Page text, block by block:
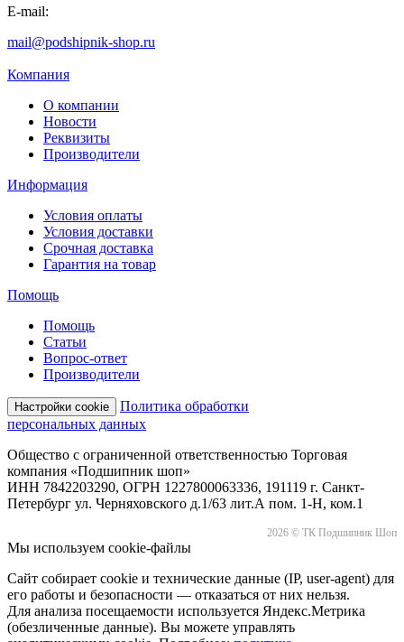
E-mail:
mail@podshipnik-shop.ru
Компания
О компании
Новости
Реквизиты
Производители
Информация
Условия оплаты
Условия доставки
Срочная доставка
Гарантия на товар
Помощь
Помощь
Статьи
Вопрос-ответ
Производители
Настройки cookie
Политика обработки
персональных данных
Общество с ограниченной ответственностью Торговая
компания «Подшипник шоп»
ИНН 7842203290, ОГРН 1227800063336, 191119 г. Санкт-
Петербург ул. Черняховского д.1/63 лит.А пом. 1-Н, ком.1
2026 © ТК Подшипник Шоп
Мы используем cookie-файлы
Сайт собирает cookie и технические данные (IP, user-agent) для
его работы и безопасности — отказаться от них нельзя.
Для анализа посещаемости используется Яндекс.Метрика
(обезличенные данные). Вы можете управлять